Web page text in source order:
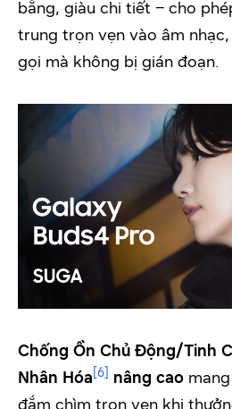
bằng, giàu chi tiết – cho
trung trọn vẹn vào âm
gọi mà không bị gián đoạn.
Chống Ồn Chủ Động/Tinh
Nhân Hóa [6] nâng cao
đắm chìm trọn vẹn khi